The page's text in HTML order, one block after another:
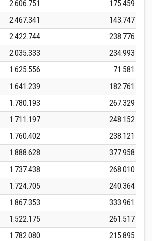
2.606.751
175.459
2.467.341
143.747
2.422.744
238.776
2.035.333
234.993
1.625.556
71.581
1.641.239
182.761
1.780.193
267.329
1.711.197
248.152
1.760.402
238.121
1.888.628
377.958
1.737.438
268.010
1.724.705
240.364
1.867.353
333.961
1.522.175
261.517
1.782.080
215.895